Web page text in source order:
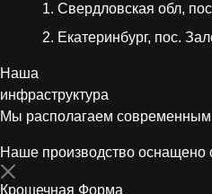
Свердловская обл,
Екатеринбург, пос.
Наша
инфраструктура
Мы располагаем
Наше производство оснащено
Крошечная Форма